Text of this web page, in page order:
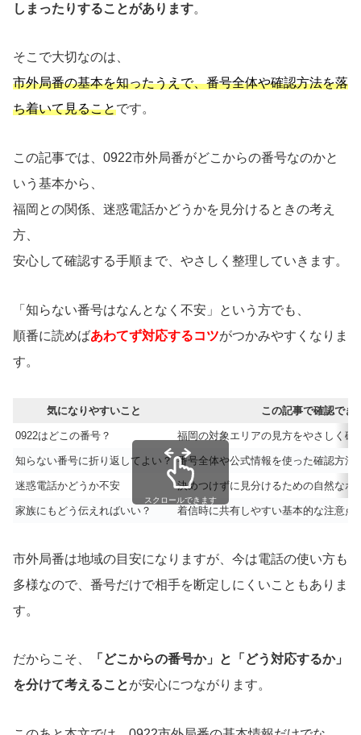
しまったりすることがあります。
そこで大切なのは、
市外局番の基本を知ったうえで、番号全体や確認方法を落
ち着いて見ることです。
この記事では、0922市外局番がどこからの番号なのかと
いう基本から、
福岡との関係、迷惑電話かどうかを見分けるときの考え
方、
安心して確認する手順まで、やさしく整理していきます。
「知らない番号はなんとなく不安」という方でも、
順番に読めばあわてず対応するコツがつかみやすくなりま
す。
気になりやすいこと この記事で確認でき
0922はどこの番号？ 福岡の対象エリアの見方をやさしく確
知らない番号に折り返してよい？ 番号全体や公式情報を使った確認方法
迷惑電話かどうか不安 決めつけずに見分けるための自然なポ
家族にもどう伝えればいい？ 着信時に共有しやすい基本的な注意点
スクロールできます
市外局番は地域の目安になりますが、今は電話の使い方も
多様なので、番号だけで相手を断定しにくいこともありま
す。
だからこそ、
「どこからの番号か」と「どう対応するか」
を分けて考えることが安心につながります。